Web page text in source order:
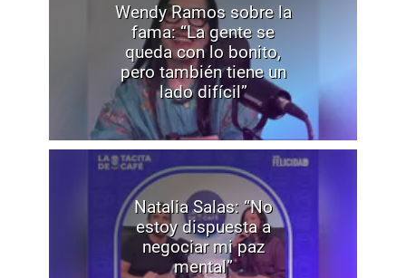
Wendy Ramos sobre la
fama: “La gente se
queda con lo bonito,
pero también tiene un
lado difícil”
Natalia Salas: “No
estoy dispuesta a
negociar mi paz
mental”